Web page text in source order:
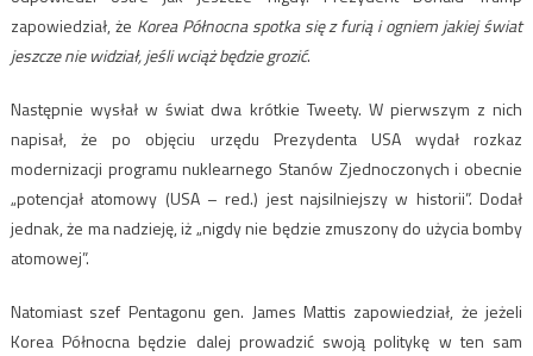
zapowiedział, że Korea Północna spotka się z furią i ogniem jakiej świat
jeszcze nie widział, jeśli wciąż będzie grozić.
Następnie wysłał w świat dwa krótkie Tweety. W pierwszym z nich
napisał, że po objęciu urzędu Prezydenta USA wydał rozkaz
modernizacji programu nuklearnego Stanów Zjednoczonych i obecnie
„potencjał atomowy (USA – red.) jest najsilniejszy w historii”. Dodał
jednak, że ma nadzieję, iż „nigdy nie będzie zmuszony do użycia bomby
atomowej”.
Natomiast szef Pentagonu gen. James Mattis zapowiedział, że jeżeli
Korea Północna będzie dalej prowadzić swoją politykę w ten sam